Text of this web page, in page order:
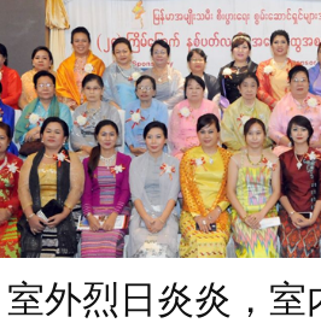
外烈日炎炎，室